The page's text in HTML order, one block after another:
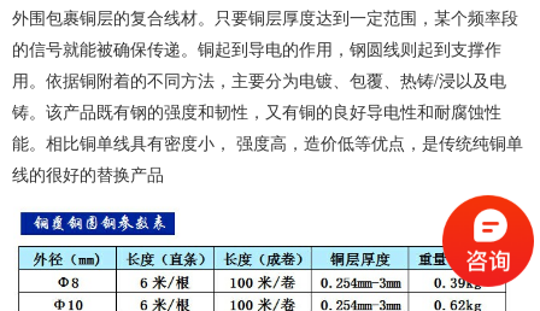
外围包裹铜层的复合线材。只要铜层厚度达到一定范围，某个频率段
的信号就能被确保传递。铜起到导电的作用，钢圆线则起到支撑作
用。依据铜附着的不同方法，主要分为电镀、包覆、热铸/浸以及电
铸。该产品既有钢的强度和韧性，又有铜的良好导电性和耐腐蚀性
能。相比铜单线具有密度小， 强度高，造价低等优点，是传统纯铜单
线的很好的替换产品